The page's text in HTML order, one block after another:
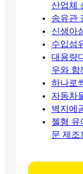
산업체
송유관
신생아
수입섬
대용량
우와 함
하나로
자동차
벽지에
젤형 유
문 제조